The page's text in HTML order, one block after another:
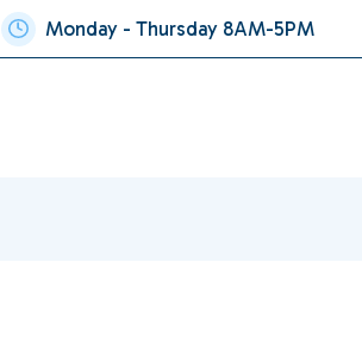
Monday - Thursday 8AM-5PM